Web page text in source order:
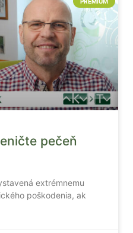
pečeň
extrémnemu
poškodenia, ak